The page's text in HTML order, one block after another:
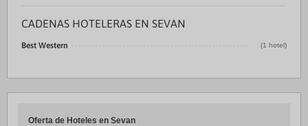
CADENAS HOTELERAS EN SEVAN
Best Western (1 hotel)
Oferta de Hoteles en Sevan